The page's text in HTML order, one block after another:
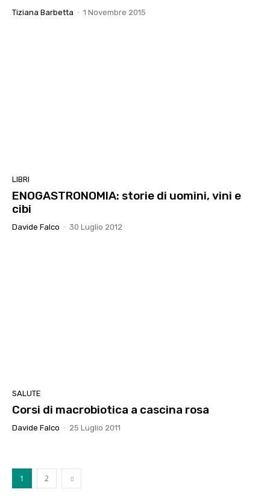
Tiziana Barbetta - 1 Novembre 2015
LIBRI
ENOGASTRONOMIA: storie di uomini, vini e
cibi
Davide Falco - 30 Luglio 2012
SALUTE
Corsi di macrobiotica a cascina rosa
Davide Falco - 25 Luglio 2011
1 2